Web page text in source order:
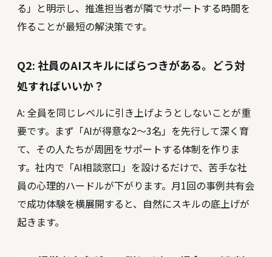
る」と明示し、推進担当者が隣でサポートする時間を
作ることが最短の解決策です。
Q2: 社員のAIスキルにばらつきがある。どう対
処すればいいか？
A: 全員を同じレベルに引き上げようとしないことが重
要です。まず「AIが得意な2〜3名」を先行して深く育
て、その人たちが周囲をサポートする体制を作りま
す。社内で「AI相談窓口」を設けるだけで、苦手な社
員の心理的ハードルが下がります。月1回の事例共有会
で成功体験を横展開すると、自然にスキルの底上げが
起きます。